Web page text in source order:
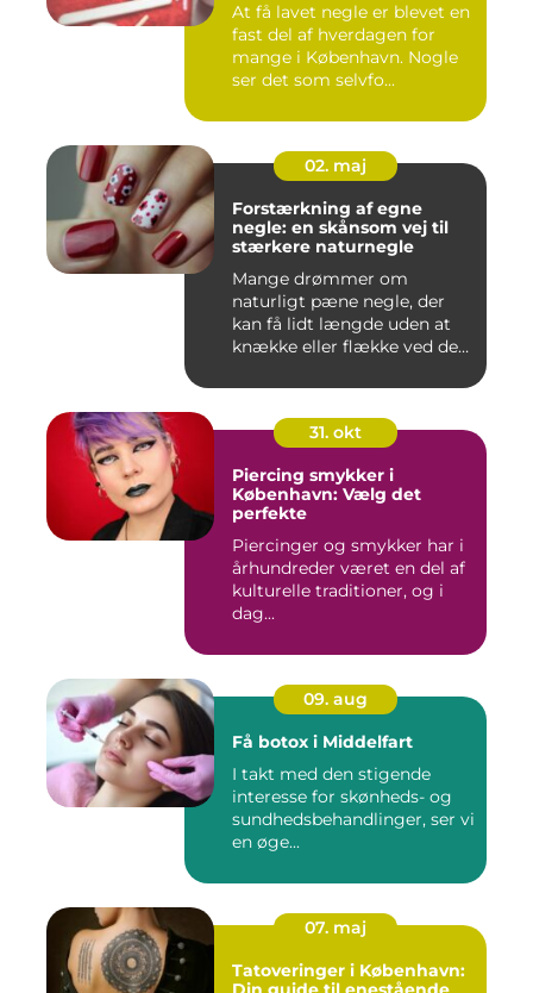
At få lavet negle er blevet en
fast del af hverdagen for
mange i København. Nogle
ser det som selvfo...
02. maj
Forstærkning af egne
negle: en skånsom vej til
stærkere naturnegle
Mange drømmer om
naturligt pæne negle, der
kan få lidt længde uden at
knække eller flække ved den
31. okt
Piercing smykker i
København: Vælg det
perfekte
Piercinger og smykker har i
århundreder været en del af
kulturelle traditioner, og i
dag...
09. aug
Få botox i Middelfart
I takt med den stigende
interesse for skønheds- og
sundhedsbehandlinger, ser vi
en øge...
07. maj
Tatoveringer i København: